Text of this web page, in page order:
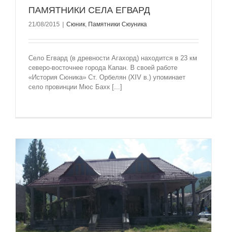
ПАМЯТНИКИ СЕЛА ЕГВАРД
21/08/2015 Сюник, Памятники Сюуника
Село Егвард (в древности Агахорд) находится в 23 км
северо-восточнее города Капан. В своей работе
«История Сюника» Ст. Орбелян (XIV в.) упоминает
село провинции Мюс Бахк [...]